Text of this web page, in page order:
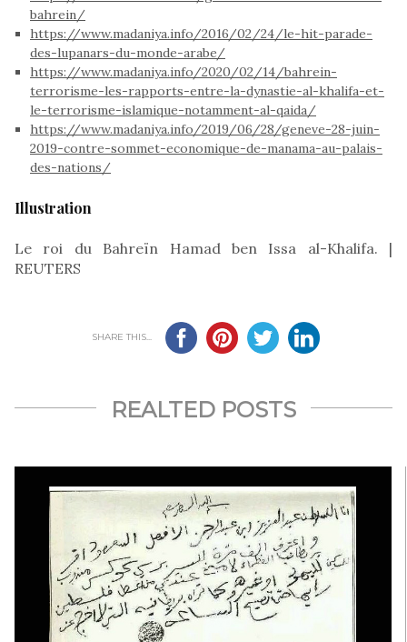
bahrein/
https://www.madaniya.info/2016/02/24/le-hit-parade-
des-lupanars-du-monde-arabe/
https://www.madaniya.info/2020/02/14/bahrein-
terrorisme-les-rapports-entre-la-dynastie-al-khalifa-et-
le-terrorisme-islamique-notamment-al-qaida/
https://www.madaniya.info/2019/06/28/geneve-28-juin-
2019-contre-sommet-economique-de-manama-au-palais-
des-nations/
Illustration
Le roi du Bahreïn Hamad ben Issa al-Khalifa. |
REUTERS
SHARE THIS...
REALTED POSTS